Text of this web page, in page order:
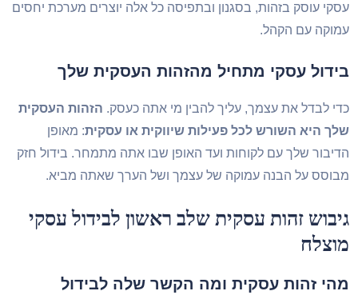
עסקי עוסק בזהות, בסגנון ובתפיסה כל אלה יוצרים מערכת יחסים
עמוקה עם הקהל.
בידול עסקי מתחיל מהזהות העסקית שלך
כדי לבדל את עצמך, עליך להבין מי אתה כעסק. הזהות העסקית
שלך היא השורש לכל פעילות שיווקית או עסקית: מאופן
הדיבור שלך עם לקוחות ועד האופן שבו אתה מתמחר. בידול חזק
מבוסס על הבנה עמוקה של עצמך ושל הערך שאתה מביא.
גיבוש זהות עסקית שלב ראשון לבידול עסקי
מוצלח
מהי זהות עסקית ומה הקשר שלה לבידול